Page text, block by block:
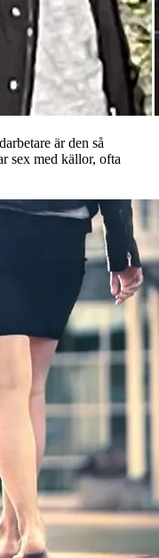
är den så
sex med källor, ofta